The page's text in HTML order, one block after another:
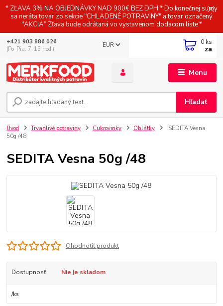
* ZĽAVA 3% NA OBJEDNÁVKY NAD 900€ BEZ DPH * Do konečnej sumy
sa neráta tovar zo sekcie "CHLADENÉ POTRAVINY" a tovar označený
"AKCIA" Zľava bude odrátaná vo vystavenom dodacom liste.*
Menu
EUR
Hľadať
+421 903 886 026
(Po-Pia, 7-15 hod.)
0 ks
za
Úvod Trvanlivé potraviny Cukrovinky Oblátky
SEDITA Vesna
50g /48
SEDITA Vesna 50g /48
Ohodnotiť produkt
Dostupnosť Nie je skladom
/ks